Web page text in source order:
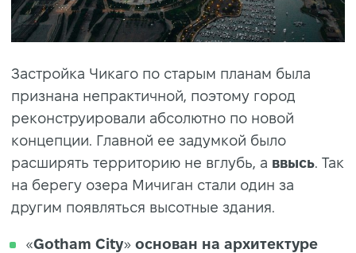
Застройка Чикаго по старым планам была
признана непрактичной, поэтому город
реконструировали абсолютно по новой
концепции. Главной ее задумкой было
расширять территорию не вглубь, а ввысь. Так
на берегу озера Мичиган стали один за
другим появляться высотные здания.
«Gotham City» основан на архитектуре